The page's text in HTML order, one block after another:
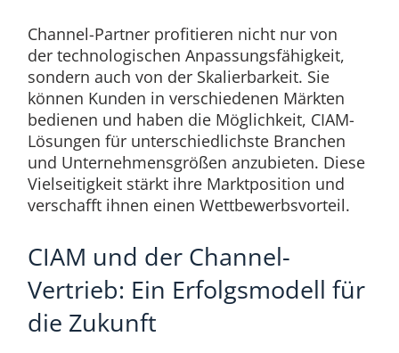
Channel-Partner profitieren nicht nur von
der technologischen Anpassungsfähigkeit,
sondern auch von der Skalierbarkeit. Sie
können Kunden in verschiedenen Märkten
bedienen und haben die Möglichkeit, CIAM-
Lösungen für unterschiedlichste Branchen
und Unternehmensgrößen anzubieten. Diese
Vielseitigkeit stärkt ihre Marktposition und
verschafft ihnen einen Wettbewerbsvorteil.
CIAM und der Channel-
Vertrieb: Ein Erfolgsmodell für
die Zukunft